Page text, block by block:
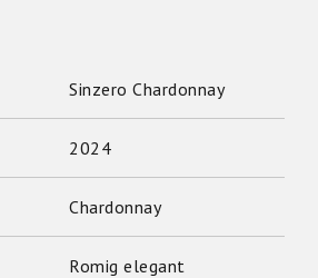
Sinzero Chardonnay
2024
Chardonnay
Romig elegant